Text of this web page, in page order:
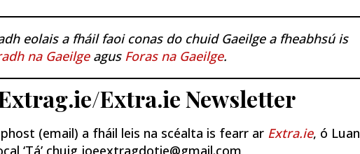
eolais a fháil faoi conas do chuid Gaeilge a fheabhsú is
na Gaeilge agus Foras na Gaeilge.
Extra.ie Newsletter
(email) a fháil leis na scéalta is fearr ar Extra.ie, ó Luan